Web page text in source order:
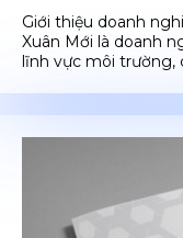
Giới thiệu doanh
Xuân Mới là doanh
lĩnh vực môi trường,